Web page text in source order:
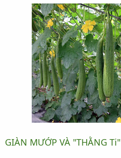
u
GIÀN MƯỚP VÀ "THẰNG Ti"